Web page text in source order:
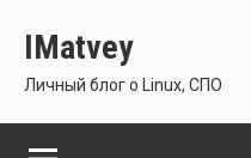
содержимому
IMatvey
Личный блог о Linux, СПО